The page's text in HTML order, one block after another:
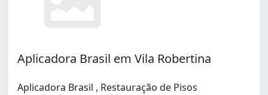
Aplicadora Brasil em Vila Robertina
Aplicadora Brasil , Restauração de Pisos